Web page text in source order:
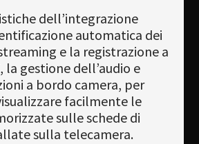
dell’integrazione
automatica dei
e la registrazione a
la gestione dell’audio e
a bordo camera, per
facilmente le
sulle schede di
sulla telecamera.